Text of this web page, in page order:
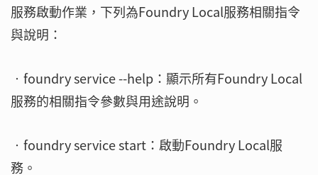
服務啟動作業，下列為Foundry Local服務相關指令
與說明：
‧foundry service --help：顯示所有Foundry Local
服務的相關指令參數與用途說明。
‧foundry service start：啟動Foundry Local服
務。